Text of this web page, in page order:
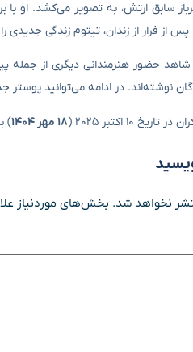
سابق ارتش، به تصویر می‌کشد. او
حضور هنرمندانی دیگری از جمله
نوشته‌اند. در ادامه می‌توانید پوستر
۱۸ مهر ۱۴۰۴ )
نخواهد شد. بخش‌های موردنیاز